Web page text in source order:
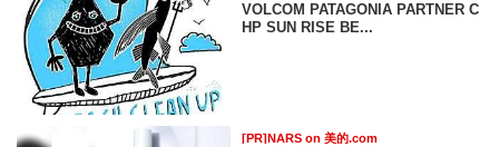
VOLCOM PATAGONIA PARTNER C
HP SUN RISE BE...
[PR]NARS on 美的.com